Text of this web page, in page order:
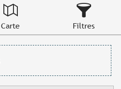
Carte Filtres